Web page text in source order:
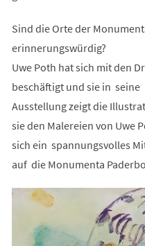
Sind die Orte der
erinnerungswürdig?
Uwe Poth hat sich mit den
beschäftigt und sie in
Ausstellung zeigt die
sie den Malereien von Uwe
sich ein spannungsvolles
auf die Monumenta